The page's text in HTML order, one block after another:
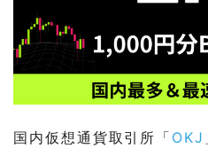
国内仮想通貨取引所「 OKJ